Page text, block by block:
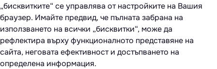
„бисквитките“ се управлява от настройките на Вашия
браузер. Имайте предвид, че пълната забрана на
използването на всички „бисквитки“, може да
рефлектира върху функционалното представяне на
сайта, неговата ефективност и достъпването на
определена информация.